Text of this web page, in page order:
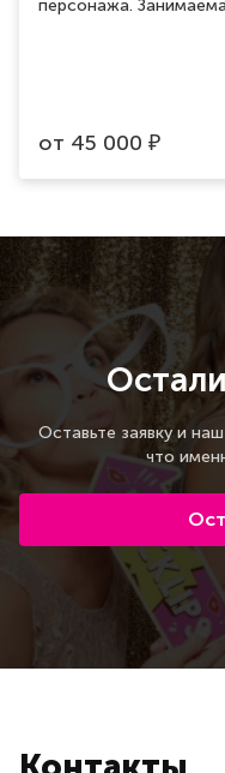
персонажа.
от 45 000 ₽
Оставьте заявку и
что